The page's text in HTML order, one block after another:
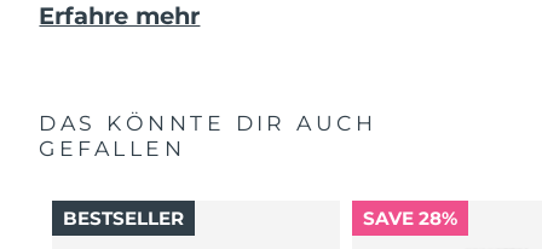
Erfahre mehr
DAS KÖNNTE DIR AUCH
GEFALLEN
BESTSELLER SAVE 28%